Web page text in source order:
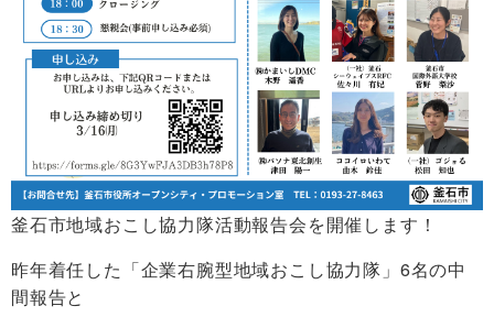
釜石市地域おこし協力隊活動報告会を開催します！
昨年着任した「企業右腕型地域おこし協力隊」6名の中
間報告と